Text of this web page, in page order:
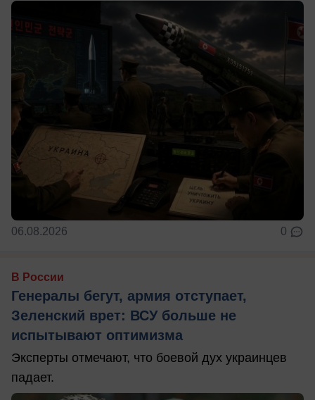
06.08.2026 0
В России
Генералы бегут, армия отступает,
Зеленский врет: ВСУ больше не
испытывают оптимизма
Эксперты отмечают, что боевой дух украинцев
падает.